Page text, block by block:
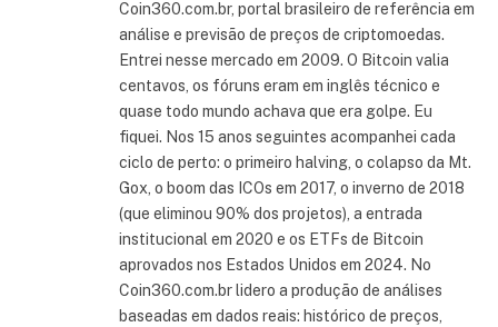
Coin360.com.br, portal brasileiro de referência em
análise e previsão de preços de criptomoedas.
Entrei nesse mercado em 2009. O Bitcoin valia
centavos, os fóruns eram em inglês técnico e
quase todo mundo achava que era golpe. Eu
fiquei. Nos 15 anos seguintes acompanhei cada
ciclo de perto: o primeiro halving, o colapso da Mt.
Gox, o boom das ICOs em 2017, o inverno de 2018
(que eliminou 90% dos projetos), a entrada
institucional em 2020 e os ETFs de Bitcoin
aprovados nos Estados Unidos em 2024. No
Coin360.com.br lidero a produção de análises
baseadas em dados reais: histórico de preços,